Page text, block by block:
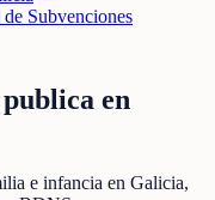
Subvenciones
en
e infancia en Galicia,